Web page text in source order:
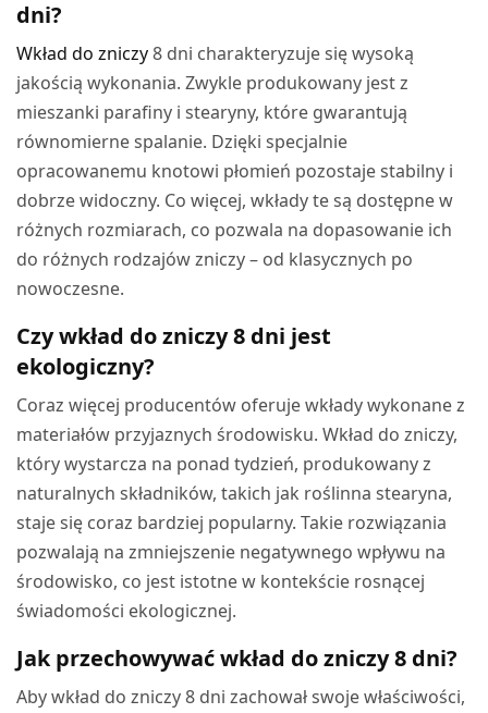
dni?
Wkład do zniczy8 dni charakteryzuje się wysoką
jakością wykonania. Zwykle produkowany jest z
mieszanki parafiny i stearyny, które gwarantują
równomierne spalanie. Dzięki specjalnie
opracowanemu knotowi płomień pozostaje stabilny i
dobrze widoczny. Co więcej, wkłady te są dostępne w
różnych rozmiarach, co pozwala na dopasowanie ich
do różnych rodzajów zniczy – od klasycznych po
nowoczesne.
Czy wkład do zniczy 8 dni jest
ekologiczny?
Coraz więcej producentów oferuje wkłady wykonane z
materiałów przyjaznych środowisku. Wkład do zniczy,
który wystarcza na ponad tydzień, produkowany z
naturalnych składników, takich jak roślinna stearyna,
staje się coraz bardziej popularny. Takie rozwiązania
pozwalają na zmniejszenie negatywnego wpływu na
środowisko, co jest istotne w kontekście rosnącej
świadomości ekologicznej.
Jak przechowywać wkład do zniczy 8 dni?
Aby wkład do zniczy 8 dni zachował swoje właściwości,